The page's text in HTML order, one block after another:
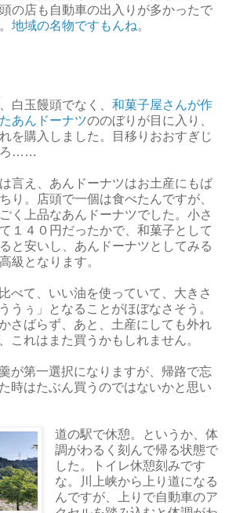
の店も自動車の出入りが多かったで
地域の名物ですもんね。
白玉饅頭でなく、 和菓子屋さんが作
あんドーナツののぼりが目に入り、
を購入しました。目移りおおすぎじ
ろ……
言え、あんドーナツはお土産にもば
り。店頭で一個は食べたんですが、
く上品なあんドーナツでした。小さ
１４０円だったかで、和菓子として
と安いし、あんドーナツとしてみる
級となります。
べて、いい油を使っていて、大きさ
うぅ」となることがほぼなさそう。
さばらず、あと、土産にしても外れ
これはまた買うかもしれません。
が第一選択になりますが、帰路で忘
時はたぶん買うのではないかと思い
道の駅で休憩。というか、体
調がわるく刻んで帰る状態で
した。トイレ休憩刻みです
な。川上峡から上り道になる
んですが、上りで自動車のア